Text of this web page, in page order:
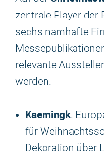
zentrale Player der
sechs namhafte
relevante
werden.
Kaemingk.
für
Dekoration über